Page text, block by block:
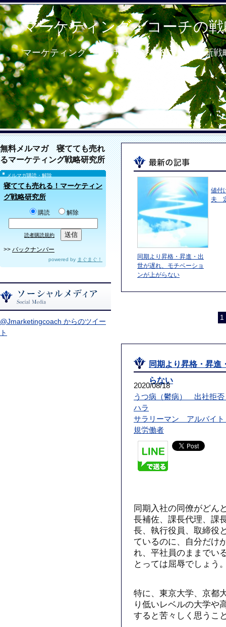
マーケティング・コーチの
マーケティング・コンサルタント＆コーチの新戦
無料メルマガ 寝てても売れ
るマーケティング戦略研究所
メルマガ購読・解除
寝てても売れる！マーケティン
グ戦略研究所
購読 解除
読者購読規約
>> バックナンバー
powered by まぐまぐ！
@Jmarketingcoach からのツイー
ト
同期より昇格・昇進・出
世が遅れ、モチベーショ
ンが上がらない
値付
夫
1
同期より昇格・昇進
らない
2020/08/18
うつ病（鬱病） 出社
ハラ
サラリーマン アルバイ
規労働者
同期入社の同僚がどん
長補佐、課長代理、課
長、執行役員、取締役
ているのに、自分だけ
れ、平社員のままでい
とっては屈辱でしょう
特に、東京大学、京都
り低いレベルの大学や
すると苦々しく思うこ